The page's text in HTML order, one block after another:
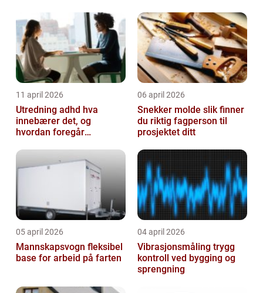
11 april 2026
Utredning adhd hva
innebærer det, og
hvordan foregår
06 april 2026
Snekker molde slik finner
du riktig fagperson til
prosjektet ditt
05 april 2026
Mannskapsvogn fleksibel
base for arbeid på farten
04 april 2026
Vibrasjonsmåling trygg
kontroll ved bygging og
sprengning